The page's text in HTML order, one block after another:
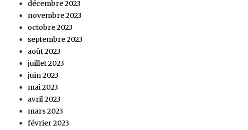
décembre 2023
novembre 2023
octobre 2023
septembre 2023
août 2023
juillet 2023
juin 2023
mai 2023
avril 2023
mars 2023
février 2023